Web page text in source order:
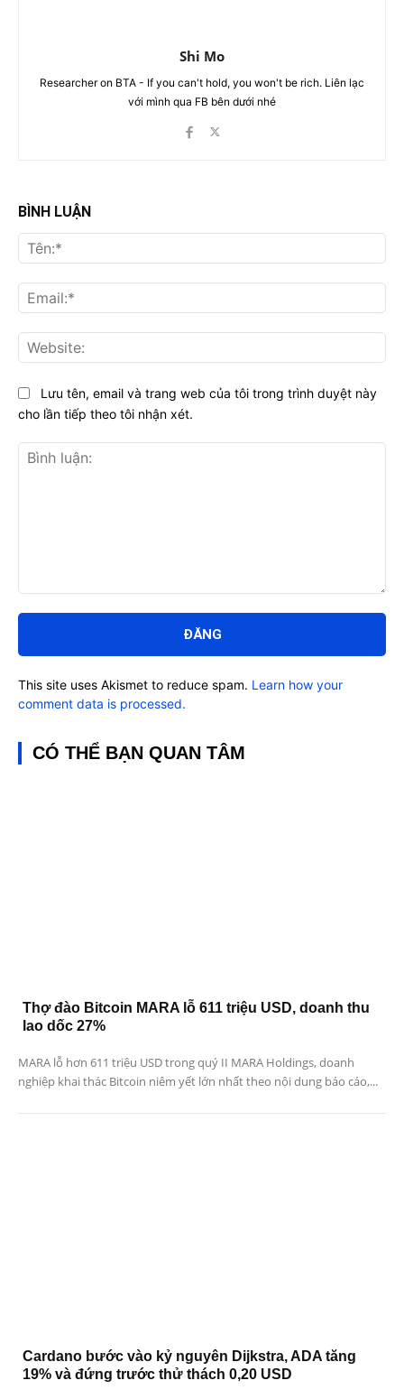
Shi Mo
Researcher on BTA - If you can't hold, you won't be rich. Liên lạc
với mình qua FB bên dưới nhé
BÌNH LUẬN
luận:
Lưu tên, email và trang web của tôi trong trình duyệt này
cho lần tiếp theo tôi nhận xét.
This site uses Akismet to reduce spam. Learn how your
comment data is processed.
CÓ THỂ BẠN QUAN TÂM
Thợ đào Bitcoin MARA lỗ 611 triệu USD, doanh thu
lao dốc 27%
MARA lỗ hơn 611 triệu USD trong quý II MARA Holdings, doanh
nghiệp khai thác Bitcoin niêm yết lớn nhất theo nội dung báo cáo,...
Cardano bước vào kỷ nguyên Dijkstra, ADA tăng
19% và đứng trước thử thách 0,20 USD